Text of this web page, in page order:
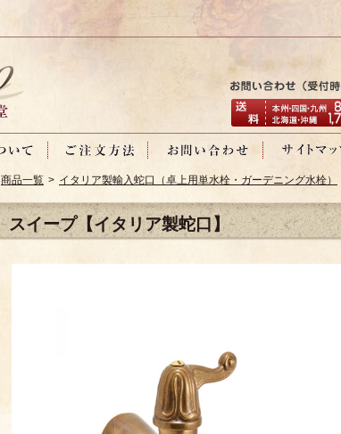
商品一覧 > イタリア製輸入蛇口（卓上用単水栓・ガーデニング水栓）
スイープ【イタリア製蛇口】